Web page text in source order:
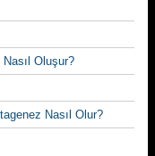
Oluşur?
Nasıl Olur?